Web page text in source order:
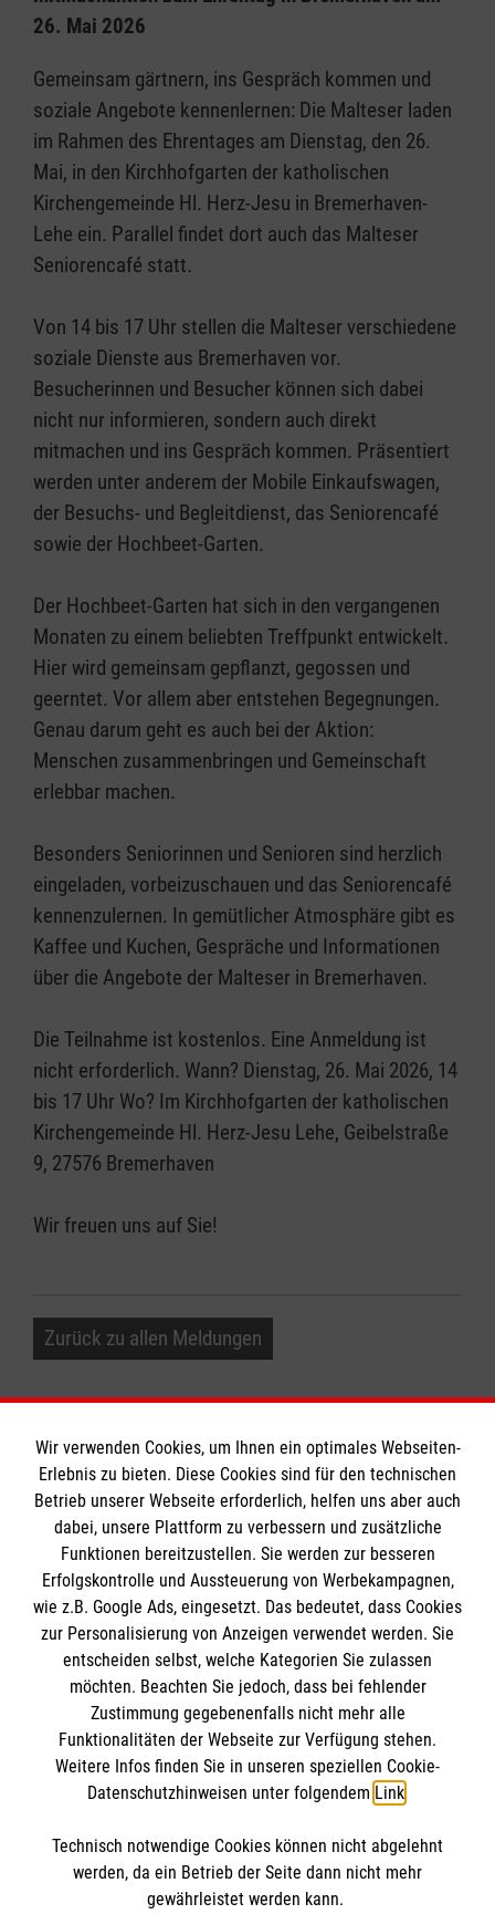
26. Mai 2026
Gemeinsam gärtnern, ins Gespräch kommen und
soziale Angebote kennenlernen: Die Malteser laden
im Rahmen des Ehrentages am Dienstag, den 26.
Mai, in den Kirchhofgarten der katholischen
Kirchengemeinde Hl. Herz-Jesu in Bremerhaven-
Lehe ein. Parallel findet dort auch das Malteser
Seniorencafé statt.
Von 14 bis 17 Uhr stellen die Malteser verschiedene
soziale Dienste aus Bremerhaven vor.
Besucherinnen und Besucher können sich dabei
nicht nur informieren, sondern auch direkt
mitmachen und ins Gespräch kommen. Präsentiert
werden unter anderem der Mobile Einkaufswagen,
der Besuchs- und Begleitdienst, das Seniorencafé
sowie der Hochbeet-Garten.
Der Hochbeet-Garten hat sich in den vergangenen
Monaten zu einem beliebten Treffpunkt entwickelt.
Hier wird gemeinsam gepflanzt, gegossen und
geerntet. Vor allem aber entstehen Begegnungen.
Genau darum geht es auch bei der Aktion:
Menschen zusammenbringen und Gemeinschaft
erlebbar machen.
Besonders Seniorinnen und Senioren sind herzlich
eingeladen, vorbeizuschauen und das Seniorencafé
kennenzulernen. In gemütlicher Atmosphäre gibt es
Kaffee und Kuchen, Gespräche und Informationen
über die Angebote der Malteser in Bremerhaven.
Die Teilnahme ist kostenlos. Eine Anmeldung ist
nicht erforderlich. Wann? Dienstag, 26. Mai 2026, 14
bis 17 Uhr Wo? Im Kirchhofgarten der katholischen
Kirchengemeinde Hl. Herz-Jesu Lehe, Geibelstraße
9, 27576 Bremerhaven
Wir freuen uns auf Sie!
Zurück zu allen Meldungen
Informationen
Impressum
Datenschutz
Kontakt
Barrierefreiheit
Die Malteser
Malteser in Deutschland
Malteserorden
Sharepoint
Spendenkonto
IBAN: DE04370601201201223012
BIC: GENODED1PA7
So finden Sie uns
Wir verwenden Cookies, um Ihnen ein optimales Webseiten-
Erlebnis zu bieten. Diese Cookies sind für den technischen
Betrieb unserer Webseite erforderlich, helfen uns aber auch
dabei, unsere Plattform zu verbessern und zusätzliche
Funktionen bereitzustellen. Sie werden zur besseren
Erfolgskontrolle und Aussteuerung von Werbekampagnen,
wie z.B. Google Ads, eingesetzt. Das bedeutet, dass Cookies
zur Personalisierung von Anzeigen verwendet werden. Sie
entscheiden selbst, welche Kategorien Sie zulassen
möchten. Beachten Sie jedoch, dass bei fehlender
Zustimmung gegebenenfalls nicht mehr alle
Funktionalitäten der Webseite zur Verfügung stehen.
Weitere Infos finden Sie in unseren speziellen Cookie-
Datenschutzhinweisen unter folgendem Link.
Technisch notwendige Cookies können nicht abgelehnt
werden, da ein Betrieb der Seite dann nicht mehr
gewährleistet werden kann.